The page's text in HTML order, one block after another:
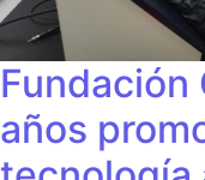
Fundación
años